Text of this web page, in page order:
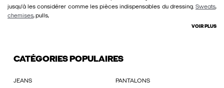
jusqu'à les considérer comme les pièces indispensables du dressing. Sweats,
chemises, pulls,
VOIR PLUS
CATÉGORIES POPULAIRES
JEANS PANTALONS